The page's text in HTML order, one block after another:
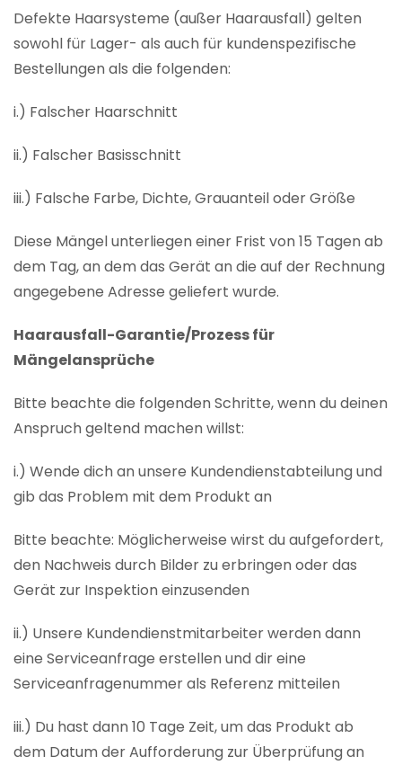
Defekte Haarsysteme (außer Haarausfall) gelten
sowohl für Lager- als auch für kundenspezifische
Bestellungen als die folgenden:
i.) Falscher Haarschnitt
ii.) Falscher Basisschnitt
iii.) Falsche Farbe, Dichte, Grauanteil oder Größe
Diese Mängel unterliegen einer Frist von 15 Tagen ab
dem Tag, an dem das Gerät an die auf der Rechnung
angegebene Adresse geliefert wurde.
Haarausfall-Garantie/Prozess für
Mängelansprüche
Bitte beachte die folgenden Schritte, wenn du deinen
Anspruch geltend machen willst:
i.) Wende dich an unsere Kundendienstabteilung und
gib das Problem mit dem Produkt an
Bitte beachte: Möglicherweise wirst du aufgefordert,
den Nachweis durch Bilder zu erbringen oder das
Gerät zur Inspektion einzusenden
ii.) Unsere Kundendienstmitarbeiter werden dann
eine Serviceanfrage erstellen und dir eine
Serviceanfragenummer als Referenz mitteilen
iii.) Du hast dann 10 Tage Zeit, um das Produkt ab
dem Datum der Aufforderung zur Überprüfung an